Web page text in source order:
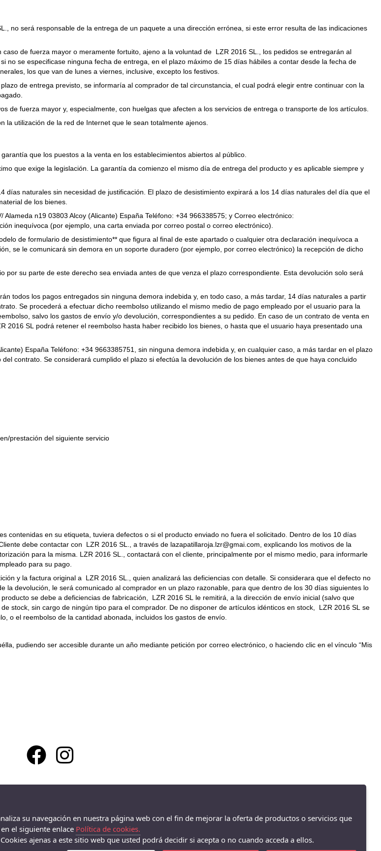
no será responsable de la entrega de un paquete a una dirección errónea, si este error resulta de las indicaciones
de fuerza mayor o meramente fortuito, ajeno a la voluntad de LZR 2016 SL., los pedidos se entregarán al
se especificase ninguna fecha de entrega, en el plazo máximo de 15 días hábiles a contar desde la fecha de
los que van de lunes a viernes, inclusive, excepto los festivos.
de entrega previsto, se informaría al comprador de tal circunstancia, el cual podrá elegir entre continuar con la
de fuerza mayor y, especialmente, con huelgas que afecten a los servicios de entrega o transporte de los artículos.
la utilización de la red de Internet que le sean totalmente ajenos.
que los puestos a la venta en los establecimientos abiertos al público.
que exige la legislación. La garantía da comienzo el mismo día de entrega del producto y es aplicable siempre y
naturales sin necesidad de justificación. El plazo de desistimiento expirará a los 14 días naturales del día que el
de los bienes.
n19 03803 Alcoy (Alicante) España Teléfono: +34 966338575; y Correo electrónico:
inequívoca (por ejemplo, una carta enviada por correo postal o correo electrónico).
de formulario de desistimiento** que figura al final de este apartado o cualquier otra declaración inequívoca a
se le comunicará sin demora en un soporte duradero (por ejemplo, por correo electrónico) la recepción de dicho
su parte de este derecho sea enviada antes de que venza el plazo correspondiente. Esta devolución solo será
todos los pagos entregados sin ninguna demora indebida y, en todo caso, a más tardar, 14 días naturales a partir
Se procederá a efectuar dicho reembolso utilizando el mismo medio de pago empleado por el usuario para la
salvo los gastos de envío y/o devolución, correspondientes a su pedido. En caso de un contrato de venta en
SL podrá retener el reembolso hasta haber recibido los bienes, o hasta que el usuario haya presentado una
España Teléfono: +34 9663385751, sin ninguna demora indebida y, en cualquier caso, a más tardar en el plazo
contrato. Se considerará cumplido el plazo si efectúa la devolución de los bienes antes de que haya concluido
prestación del siguiente servicio
contenidas en su etiqueta, tuviera defectos o si el producto enviado no fuera el solicitado. Dentro de los 10 días
debe contactar con LZR 2016 SL., a través de lazapatillaroja.lzr@gmai.com, explicando los motivos de la
para la misma. LZR 2016 SL., contactará con el cliente, principalmente por el mismo medio, para informarle
para su pago.
y la factura original a LZR 2016 SL., quien analizará las deficiencias con detalle. Si considerara que el defecto no
devolución, le será comunicado al comprador en un plazo razonable, para que dentro de los 30 días siguientes lo
se debe a deficiencias de fabricación, LZR 2016 SL le remitirá, a la dirección de envío inicial (salvo que
stock, sin cargo de ningún tipo para el comprador. De no disponer de artículos idénticos en stock, LZR 2016 SL se
o el reembolso de la cantidad abonada, incluidos los gastos de envío.
pudiendo ser accesible durante un año mediante petición por correo electrónico, o haciendo clic en el vínculo “Mis
su navegación en nuestra página web con el fin de mejorar la oferta de productos o servicios que
el siguiente enlace Política de cookies.
ajenas a este sitio web que usted podrá decidir si acepta o no cuando acceda a ellos.